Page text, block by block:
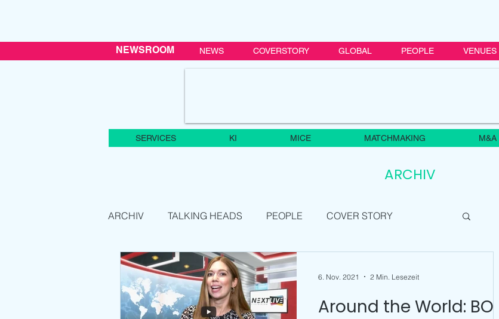
NEWS COVERSTORY GLOBAL PEOPLE VENUES
NEWSROOM
SERVICES KI MICE MATCHMAKING M&A
ARCHIV
ARCHIV TALKING HEADS PEOPLE COVER STORY
SMARTCAST VENUE GLOBAL
DEUTSCHLAND NEWS NEWSROOMAround the World:
6. Nov. 2021 2 Min. Lesezeit